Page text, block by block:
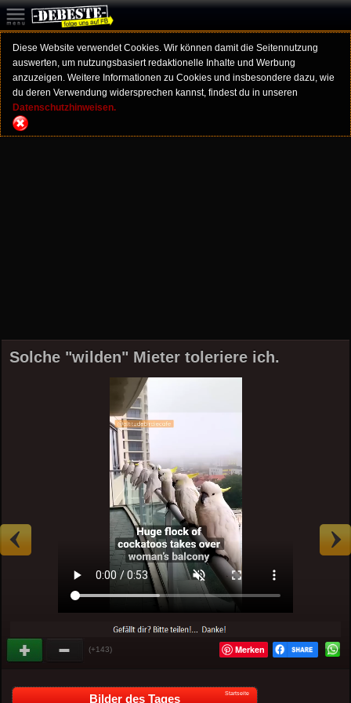
Diese Website verwendet Cookies. Wir können damit die Seitennutzung
auswerten, um nutzungsbasiert redaktionelle Inhalte und Werbung
anzuzeigen. Weitere Informationen zu Cookies und insbesondere dazu, wie
du deren Verwendung widersprechen kannst, findest du in unseren
Datenschutzhinweisen.
Solche "wilden" Mieter toleriere ich.
(+143) Merken
Bilder des Tages Startseite